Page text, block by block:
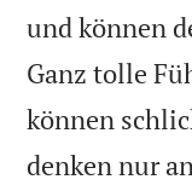
und können
Ganz tolle
können
denken nur